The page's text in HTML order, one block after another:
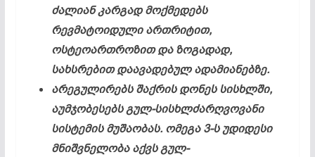
ძალიან კარგად მოქმედებს
რევმატოიდული ართრიტით,
ოსტეოართროზით და ზოგადად,
სახსრებით დაავადებულ ადამიანებზე.
არეგულირებს შაქრის დონეს სისხლში,
აუმჯობესებს გულ-სისხლძარღვოვანი
სისტემის მუშაობას. ომეგა 3-ს უდიდესი
მნიშვნელობა აქვს გულ-